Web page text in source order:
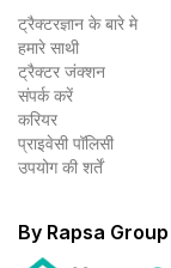
ट्रैक्टरज्ञान के बारे मे
हमारे साथी
ट्रैक्टर जंक्शन
संपर्क करें
करियर
प्राइवेसी पॉलिसी
उपयोग की शर्तें
By Rapsa Group